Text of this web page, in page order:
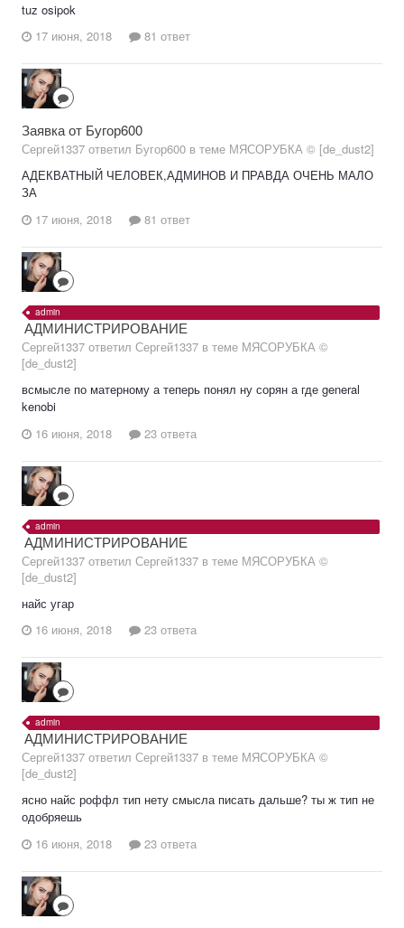
tuz osipok
17 июня, 2018
81 ответ
Заявка от Бугор600
Сергей1337 ответил Бугор600 в теме МЯСОРУБКА © [de_dust2]
АДЕКВАТНЫЙ ЧЕЛОВЕК,АДМИНОВ И ПРАВДА ОЧЕНЬ МАЛО
ЗА
17 июня, 2018
81 ответ
admin
АДМИНИСТРИРОВАНИЕ
Сергей1337 ответил Сергей1337 в теме МЯСОРУБКА ©
[de_dust2]
всмысле по матерному а теперь понял ну сорян а где general
kenobi
16 июня, 2018
23 ответа
admin
АДМИНИСТРИРОВАНИЕ
Сергей1337 ответил Сергей1337 в теме МЯСОРУБКА ©
[de_dust2]
найс угар
16 июня, 2018
23 ответа
admin
АДМИНИСТРИРОВАНИЕ
Сергей1337 ответил Сергей1337 в теме МЯСОРУБКА ©
[de_dust2]
ясно найс роффл тип нету смысла писать дальше? ты ж тип не
одобряешь
16 июня, 2018
23 ответа